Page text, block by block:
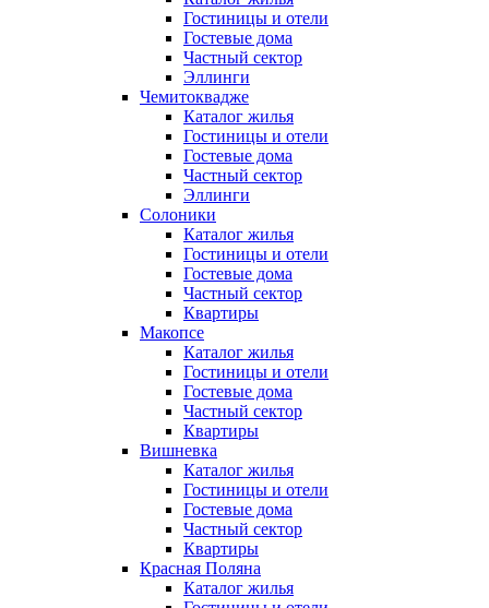
Гостиницы и отели
Гостевые дома
Частный сектор
Эллинги
Чемитоквадже
Каталог жилья
Гостиницы и отели
Гостевые дома
Частный сектор
Эллинги
Солоники
Каталог жилья
Гостиницы и отели
Гостевые дома
Частный сектор
Квартиры
Макопсе
Каталог жилья
Гостиницы и отели
Гостевые дома
Частный сектор
Квартиры
Вишневка
Каталог жилья
Гостиницы и отели
Гостевые дома
Частный сектор
Квартиры
Красная Поляна
Каталог жилья